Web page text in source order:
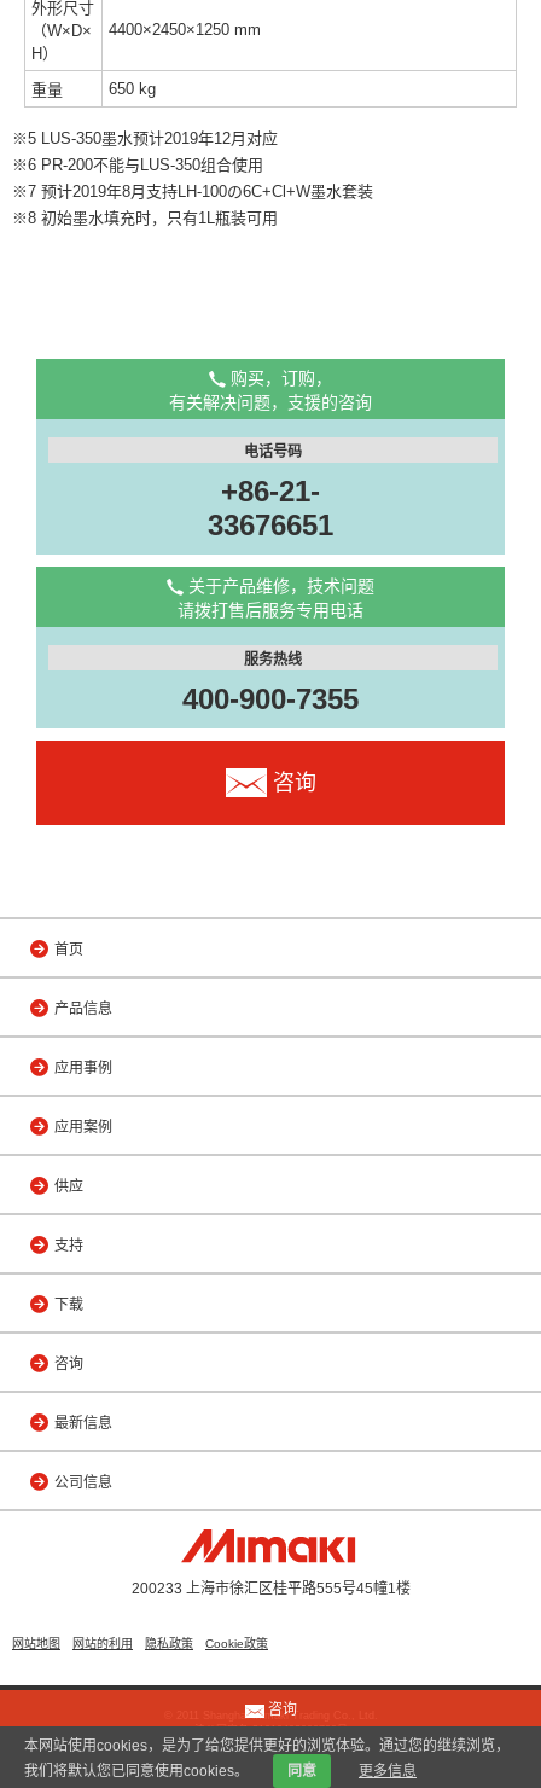
外形尺寸
（W×D×
H）
4400×2450×1250 mm
重量 650 kg
※5 LUS-350墨水预计2019年12⽉对应
※6 PR-200不能与LUS-350组合使用
※7 预计2019年8⽉支持LH-100の6C+Cl+W墨水套装
※8 初始墨水填充时，只有1L瓶装可用
购买，订购，
有关解决问题，支援的咨询
电话号码
+86-21-
33676651
关于产品维修，技术问题
请拨打售后服务专用电话
服务热线
400-900-7355
咨询
首页
产品信息
应用事例
应用案例
供应
支持
下载
咨询
最新信息
公司信息
200233 上海市徐汇区桂平路555号45幢1楼
网站地图 网站的利用 隐私政策 Cookie政策
© 2011 Shanghai Mimaki Trading Co., Ltd.
沪公网安备 31010402000799号
咨询
本网站使用cookies，是为了给您提供更好的浏览体验。通过您的继续浏览，
我们将默认您已同意使用cookies。
同意 更多信息